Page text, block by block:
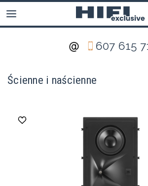
607 615
Ścienne i naścienne